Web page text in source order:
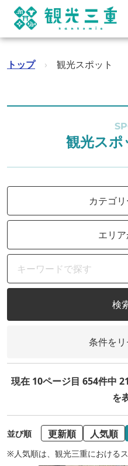
トップ › 観光スポット
観光スポ
カテゴ
エリ
検
条件を
現在 10ページ目 654件中
を
並び順 更新順 人気順
※人気順は、観光三重における